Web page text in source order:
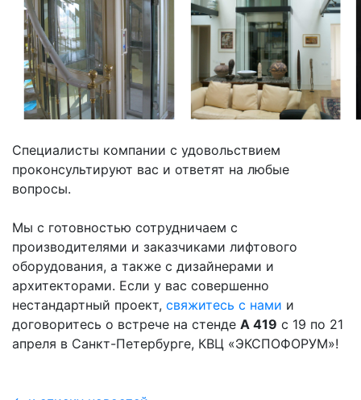
Специалисты компании с удовольствием
проконсультируют вас и ответят на любые
вопросы.
Мы с готовностью сотрудничаем с
производителями и заказчиками лифтового
оборудования, а также с дизайнерами и
архитекторами. Если у вас совершенно
нестандартный проект, свяжитесь с нами и
договоритесь о встрече на стенде А 419 с 19 по 21
апреля в Санкт-Петербурге, КВЦ «ЭКСПОФОРУМ»!